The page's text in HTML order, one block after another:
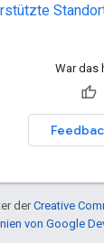
War das
derCreative
von Google